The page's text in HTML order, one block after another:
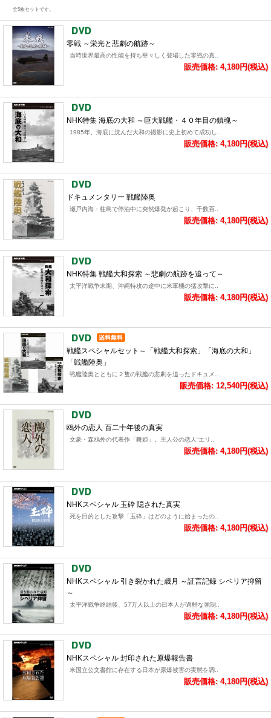
全5枚セットです。
零戦 ～栄光と悲劇の航跡～
当時世界最高の性能を持ち華々しく登場した零戦の真..
販売価格: 4,180円(税込)
NHK特集 海底の大和 ～巨大戦艦・４０年目の鎮魂～
1985年、海底に沈んだ大和の撮影に史上初めて成功し..
販売価格: 4,180円(税込)
ドキュメンタリー 戦艦陸奥
瀬戸内海・柱島で停泊中に突然爆発が起こり、千数百..
販売価格: 4,180円(税込)
NHK特集 戦艦大和探索 ～悲劇の航跡を追って～
太平洋戦争末期、沖縄特攻の途中に米軍機の猛攻撃に..
販売価格: 4,180円(税込)
戦艦スペシャルセット～「戦艦大和探索」「海底の大和」
「戦艦陸奥」
戦艦陸奥とともに２隻の戦艦の悲劇を追ったドキュメ..
販売価格: 12,540円(税込)
鴎外の恋人 百二十年後の真実
文豪・森鴎外の代表作「舞姫」。主人公の恋人“エリ..
販売価格: 4,180円(税込)
NHKスペシャル 玉砕 隠された真実
死を目的とした攻撃「玉砕」はどのように始まったの..
販売価格: 4,180円(税込)
NHKスペシャル 引き裂かれた歳月 ～証言記録 シベリア抑留
～
太平洋戦争終結後、57万人以上の日本人が過酷な強制..
販売価格: 4,180円(税込)
NHKスペシャル 封印された原爆報告書
米国立公文書館に存在する日本が原爆被害の実態を調..
販売価格: 4,180円(税込)